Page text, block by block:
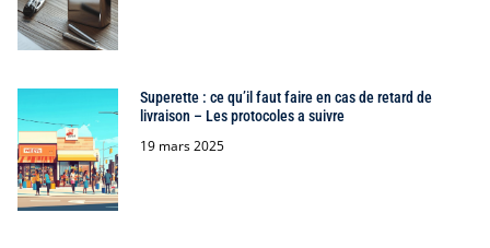
Superette : ce qu’il faut faire en cas de retard de
livraison – Les protocoles a suivre
19 mars 2025